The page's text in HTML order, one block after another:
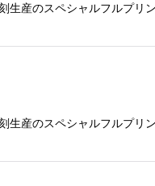
産のスペシャルフルプリ
産のスペシャルフルプリ